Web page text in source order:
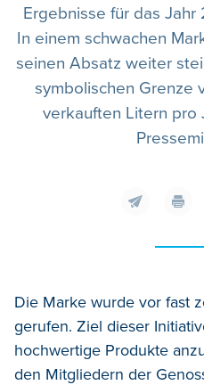
Ergebnisse für das
In einem schwachen
seinen Absatz weiter
symbolischen Grenze
verkauften Litern pro
Die Marke wurde vor fast
gerufen. Ziel dieser
hochwertige Produkte
den Mitgliedern der